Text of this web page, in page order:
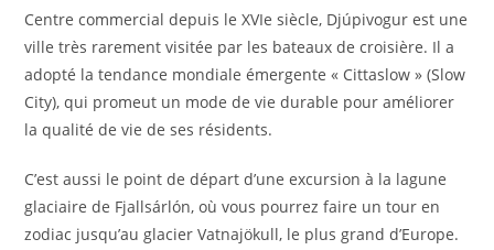
Centre commercial depuis le XVIe siècle, Djúpivogur est une
ville très rarement visitée par les bateaux de croisière. Il a
adopté la tendance mondiale émergente « Cittaslow » (Slow
City), qui promeut un mode de vie durable pour améliorer
la qualité de vie de ses résidents.
C’est aussi le point de départ d’une excursion à la lagune
glaciaire de Fjallsárlón, où vous pourrez faire un tour en
zodiac jusqu’au glacier Vatnajökull, le plus grand d’Europe.